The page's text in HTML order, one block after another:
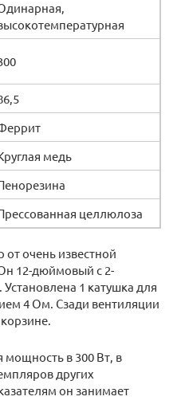
медь
целлюлоза
очень известной
12-дюймовый с 2-
1 катушка для
4 Ом. Сзади вентиляции
в 300 Вт, в
других
он занимает